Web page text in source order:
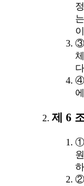
③
④
제 6
①
②